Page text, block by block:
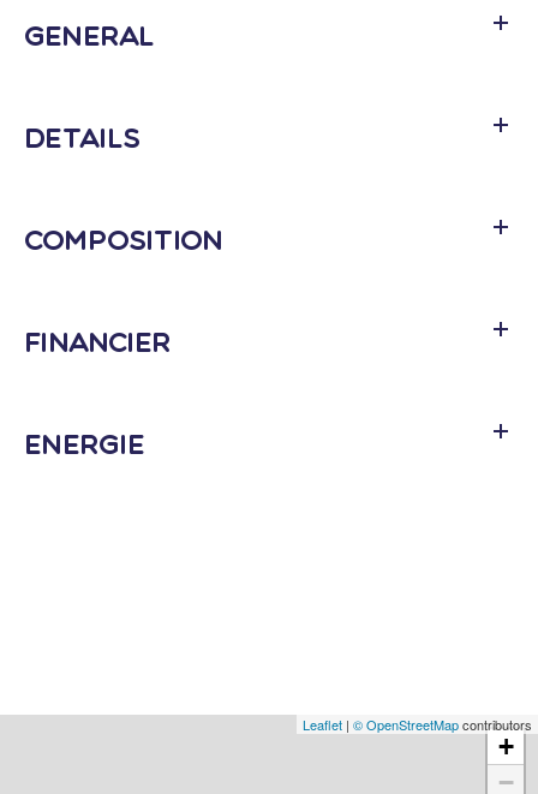
Général
Détails
Composition
Financier
Energie
+
−
Leaflet | © OpenStreetMapcontributors